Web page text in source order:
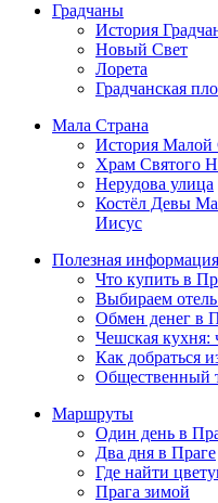
Градчаны
История
Новый Cвет
Лорета
Градчанская
Мала Страна
История Малой
Храм Святого
Нерудова улица
Костёл Девы
Иисус
Полезная информация
Что купить в
Выбираем
Обмен денег в
Чешская кухня:
Как добраться
Общественный
Маршруты
Один день в
Два дня в Праге
Где найти
Прага зимой